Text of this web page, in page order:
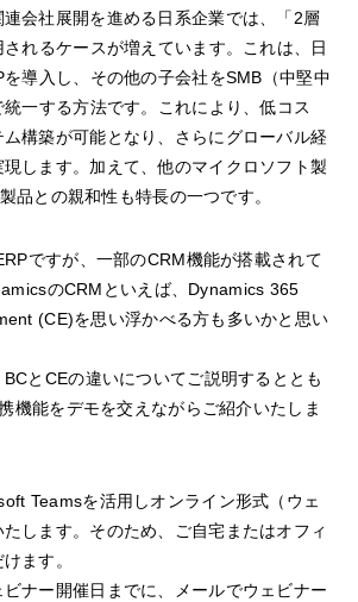
会社展開を進める日系企業では、「2層
れるケースが増えています。これは、日
導入し、その他の子会社をSMB（中堅中
一する方法です。これにより、低コス
ム構築が可能となり、さらにグローバル経
します。加えて、他のマイクロソフト製
品との親和性も特長の一つです。
ですが、一部のCRM機能が搭載されて
のCRMといえば、Dynamics 365
(CE)を思い浮かべる方も多いかと思い
とCEの違いについてご説明するととも
機能をデモを交えながらご紹介いたしま
Teamsを活用しオンライン形式（ウェ
します。そのため、ご自宅またはオフィ
ます。
ビナー開催日までに、メールでウェビナー